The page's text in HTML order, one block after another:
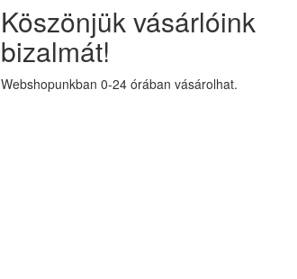
Köszönjük vásárlóink
bizalmát!
Webshopunkban 0-24 órában vásárolhat.